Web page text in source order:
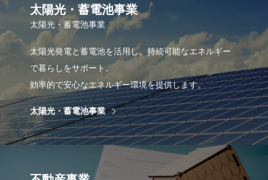
太陽光・蓄電池事業
太陽光・蓄電池事業
太陽光発電と蓄電池を活用し、持続可能なエネルギー
で暮らしをサポート。
効率的で安心なエネルギー環境を提供します。
太陽光・蓄電池事業